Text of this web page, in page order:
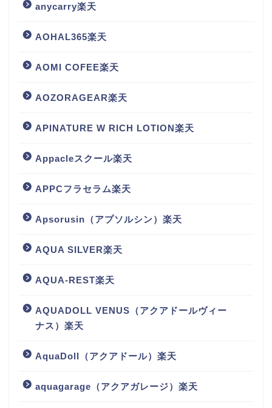
anycarry楽天
AOHAL365楽天
AOMI COFEE楽天
AOZORAGEAR楽天
APINATURE W RICH LOTION楽天
Appacleスクール楽天
APPCフラセラム楽天
Apsorusin（アプソルシン）楽天
AQUA SILVER楽天
AQUA-REST楽天
AQUADOLL VENUS（アクアドールヴィー
ナス）楽天
AquaDoll（アクアドール）楽天
aquagarage（アクアガレージ）楽天